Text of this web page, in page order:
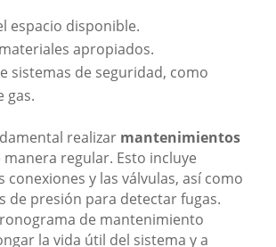
espacio disponible.
apropiados.
sistemas de seguridad, como
gas.
realizar mantenimientos
manera regular. Esto incluye
conexiones y las válvulas, así como
de presión para detectar fugas.
de mantenimiento
la vida útil del sistema y a